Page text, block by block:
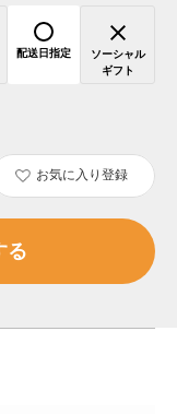
配送日指定
ソーシャル
ギフト
お気に入り登録